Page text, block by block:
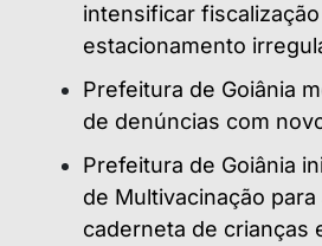
intensificar
estacionamento
Prefeitura de Goiânia
de denúncias com
Prefeitura de Goiânia
de Multivacinação para
caderneta de crianças